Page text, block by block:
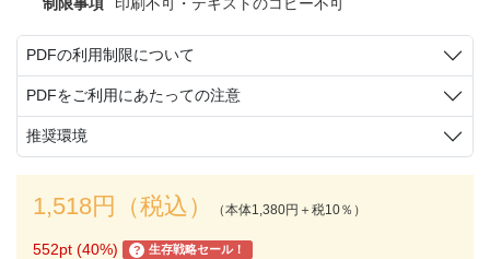
PDFの利用制限について
PDFをご利用にあたっての注意
推奨環境
1,518円（税込） （本体1,380円＋税10％）
552pt (40%) ? 生存戦略セール！